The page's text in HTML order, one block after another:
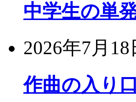
中学生の単
2026年7月18
作曲の入り